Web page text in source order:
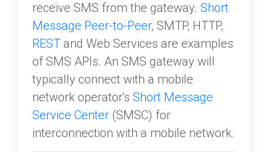
receive SMS from the gateway. Short
Message Peer-to-Peer, SMTP, HTTP,
REST and Web Services are examples
of SMS APIs. An SMS gateway will
typically connect with a mobile
network operator's Short Message
Service Center (SMSC) for
interconnection with a mobile network.